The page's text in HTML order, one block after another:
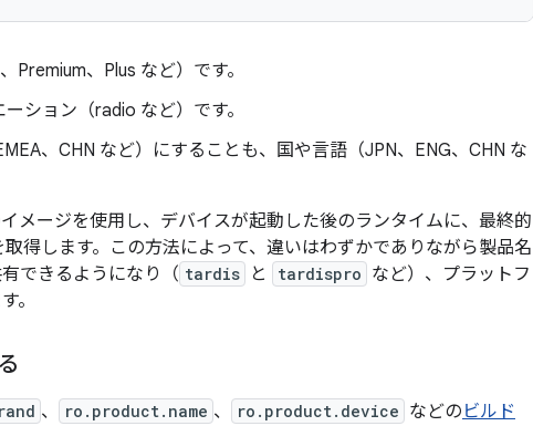
Premium、Plus など）です。
ション（radio など）です。
、CHN など）にすることも、国や言語（JPN、ENG、CHN な
メージを使用し、デバイスが起動した後のランタイムに、最終的
得します。この方法によって、違いはわずかでありながら製品名
できるようになり（ tardis と tardispro など）、プラットフ
。
、 ro.product.name 、 ro.product.device などの ビルド